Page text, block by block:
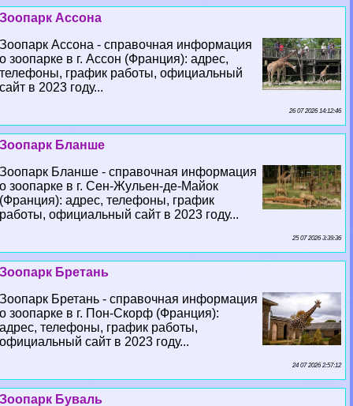
Зоопарк Ассона
Зоопарк Ассона - справочная информация
о зоопарке в г. Ассон (Франция): адрес,
телефоны, график работы, официальный
сайт в 2023 году...
26 07 2026 14:12:46
Зоопарк Бланше
Зоопарк Бланше - справочная информация
о зоопарке в г. Сен-Жульен-де-Майок
(Франция): адрес, телефоны, график
работы, официальный сайт в 2023 году...
25 07 2026 3:39:36
Зоопарк Бретань
Зоопарк Бретань - справочная информация
о зоопарке в г. Пон-Скорф (Франция):
адрес, телефоны, график работы,
официальный сайт в 2023 году...
24 07 2026 2:57:12
Зоопарк Буваль